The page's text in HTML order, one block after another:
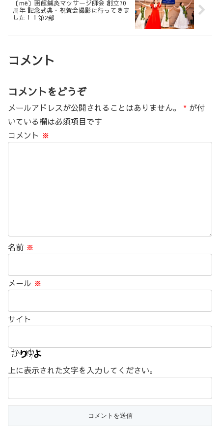
〔më〕函館鍼灸マッサージ師会 創立70
周年 記念式典・祝賀会撮影に行ってきま
した！！第2部
コメント
コメントをどうぞ
メールアドレスが公開されることはありません。 * が付
いている欄は必須項目です
コメント ※
名前 ※
メール ※
サイト
上に表示された文字を入力してください。